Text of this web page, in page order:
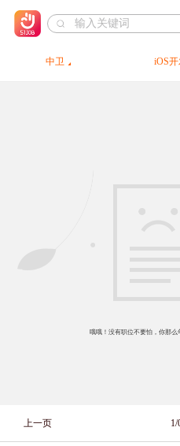
中卫 iOS
哦哦！没有职位不要怕，你那
上一页 1/